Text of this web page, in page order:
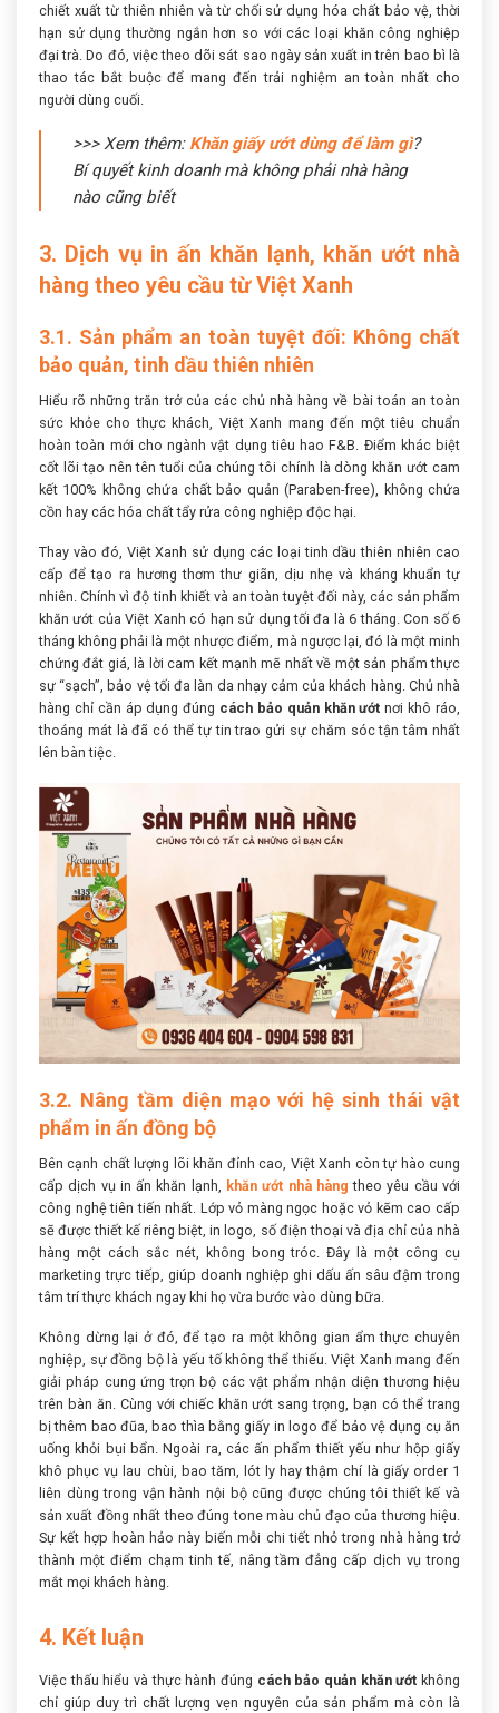
chiết xuất từ thiên nhiên và từ chối sử dụng hóa chất bảo vệ, thời
hạn sử dụng thường ngắn hơn so với các loại khăn công nghiệp
đại trà. Do đó, việc theo dõi sát sao ngày sản xuất in trên bao bì là
thao tác bắt buộc để mang đến trải nghiệm an toàn nhất cho
người dùng cuối.
>>> Xem thêm: Khăn giấy ướt dùng để làm gì?
Bí quyết kinh doanh mà không phải nhà hàng
nào cũng biết
3. Dịch vụ in ấn khăn lạnh, khăn ướt nhà
hàng theo yêu cầu từ Việt Xanh
3.1. Sản phẩm an toàn tuyệt đối: Không chất
bảo quản, tinh dầu thiên nhiên
Hiểu rõ những trăn trở của các chủ nhà hàng về bài toán an toàn
sức khỏe cho thực khách, Việt Xanh mang đến một tiêu chuẩn
hoàn toàn mới cho ngành vật dụng tiêu hao F&B. Điểm khác biệt
cốt lõi tạo nên tên tuổi của chúng tôi chính là dòng khăn ướt cam
kết 100% không chứa chất bảo quản (Paraben-free), không chứa
cồn hay các hóa chất tẩy rửa công nghiệp độc hại.
Thay vào đó, Việt Xanh sử dụng các loại tinh dầu thiên nhiên cao
cấp để tạo ra hương thơm thư giãn, dịu nhẹ và kháng khuẩn tự
nhiên. Chính vì độ tinh khiết và an toàn tuyệt đối này, các sản phẩm
khăn ướt của Việt Xanh có hạn sử dụng tối đa là 6 tháng. Con số 6
tháng không phải là một nhược điểm, mà ngược lại, đó là một minh
chứng đắt giá, là lời cam kết mạnh mẽ nhất về một sản phẩm thực
sự “sạch”, bảo vệ tối đa làn da nhạy cảm của khách hàng. Chủ nhà
hàng chỉ cần áp dụng đúng cách bảo quản khăn ướt nơi khô ráo,
thoáng mát là đã có thể tự tin trao gửi sự chăm sóc tận tâm nhất
lên bàn tiệc.
3.2. Nâng tầm diện mạo với hệ sinh thái vật
phẩm in ấn đồng bộ
Bên cạnh chất lượng lõi khăn đỉnh cao, Việt Xanh còn tự hào cung
cấp dịch vụ in ấn khăn lạnh, khăn ướt nhà hàng theo yêu cầu với
công nghệ tiên tiến nhất. Lớp vỏ màng ngọc hoặc vỏ kẽm cao cấp
sẽ được thiết kế riêng biệt, in logo, số điện thoại và địa chỉ của nhà
hàng một cách sắc nét, không bong tróc. Đây là một công cụ
marketing trực tiếp, giúp doanh nghiệp ghi dấu ấn sâu đậm trong
tâm trí thực khách ngay khi họ vừa bước vào dùng bữa.
Không dừng lại ở đó, để tạo ra một không gian ẩm thực chuyên
nghiệp, sự đồng bộ là yếu tố không thể thiếu. Việt Xanh mang đến
giải pháp cung ứng trọn bộ các vật phẩm nhận diện thương hiệu
trên bàn ăn. Cùng với chiếc khăn ướt sang trọng, bạn có thể trang
bị thêm bao đũa, bao thìa bằng giấy in logo để bảo vệ dụng cụ ăn
uống khỏi bụi bẩn. Ngoài ra, các ấn phẩm thiết yếu như hộp giấy
khô phục vụ lau chùi, bao tăm, lót ly hay thậm chí là giấy order 1
liên dùng trong vận hành nội bộ cũng được chúng tôi thiết kế và
sản xuất đồng nhất theo đúng tone màu chủ đạo của thương hiệu.
Sự kết hợp hoàn hảo này biến mỗi chi tiết nhỏ trong nhà hàng trở
thành một điểm chạm tinh tế, nâng tầm đẳng cấp dịch vụ trong
mắt mọi khách hàng.
4. Kết luận
Việc thấu hiểu và thực hành đúng cách bảo quản khăn ướt không
chỉ giúp duy trì chất lượng vẹn nguyên của sản phẩm mà còn là